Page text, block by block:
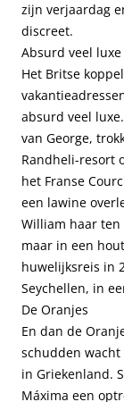
zijn verjaardag
discreet.
Absurd veel luxe
Het Britse
absurd veel
van George,
Randheli-resort
het Franse
een lawine
William haar
maar in een
huwelijksreis in
Seychellen, in
De Oranjes
En dan de
schudden
in Griekenland.
Máxima een